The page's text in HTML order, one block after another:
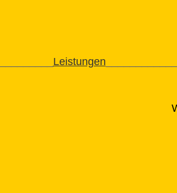
Leistungen